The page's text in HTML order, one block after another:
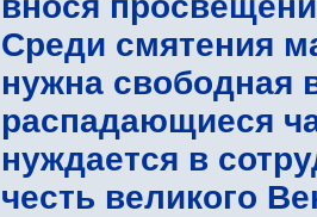
Среди смятения
нужна свободная
распадающиеся
нуждается в
честь великого